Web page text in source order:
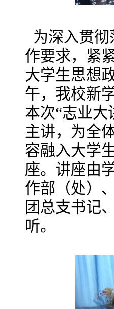
为深入贯
作要求，紧
大学生思想
午，我校新
本次“志业
主讲，为全
容融入大学
座。讲座由
作部（处）
团总支书记
听。